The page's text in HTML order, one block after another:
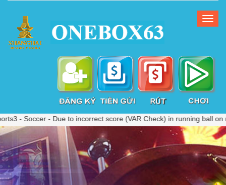
to incorrect score (VAR Check) in running ball on match